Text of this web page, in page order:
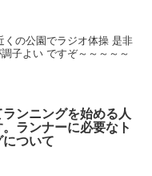
くの公園でラジオ体操 是非
子よい ですぞ～～～～～
ンニングを始める人
ランナーに必要なト
について